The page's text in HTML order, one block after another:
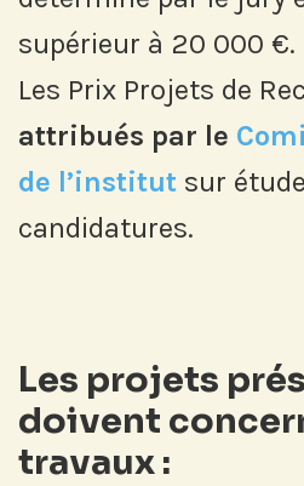
supérieur à 20 000 €.
Les Prix Projets de
attribués par le
de l’institut sur
candidatures.
Les projets
doivent
travaux :